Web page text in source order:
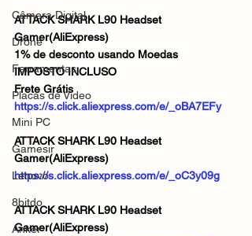
Câmera Digital
Drone
Ferramentas
Placas de Vídeo
Mini PC
Gamesir
Lenovo
8bitdo
Anker
ATTACK SHARK L90 Headset
Gamer(AliExpress)
1% de desconto usando Moedas
IMPOSTO INCLUSO
Frete Grátis
https://s.click.aliexpress.com/e/_oBA7EFy
ATTACK SHARK L90 Headset
Gamer(AliExpress)
https://s.click.aliexpress.com/e/_oC3y09g
ATTACK SHARK L90 Headset
Gamer(AliExpress)